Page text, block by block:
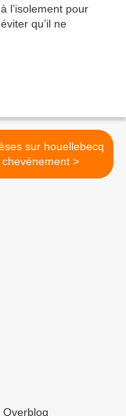
sur houellebecq
et chevènement >